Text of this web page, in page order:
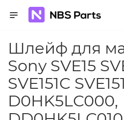
Шлейф для
Sony SVE15
SVE151C
D0HK5LC000,